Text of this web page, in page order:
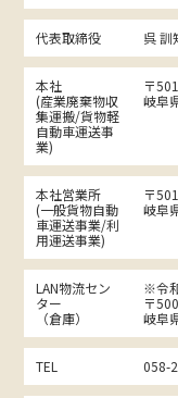
代表取締役 呉 訓
本社
(産業廃棄物収
集運搬/貨物軽
自動車運送事
業)
〒
岐阜
本社営業所
(一般貨物自動
車運送事業/利
用運送事業)
〒
岐阜
LAN物流セン
ター
（倉庫）
※令
〒
岐阜
TEL 058-